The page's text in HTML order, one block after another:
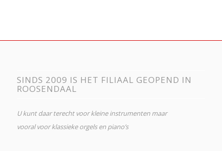
SINDS 2009 IS HET FILIAAL GEOPEND IN
ROOSENDAAL
U kunt daar terecht voor kleine instrumenten maar
vooral voor klassieke orgels en piano’s